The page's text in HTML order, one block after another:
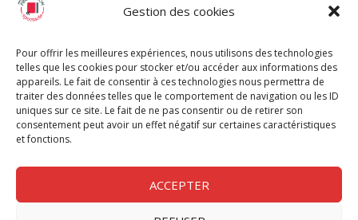
Gestion des cookies
Pour offrir les meilleures expériences, nous utilisons des technologies
telles que les cookies pour stocker et/ou accéder aux informations des
appareils. Le fait de consentir à ces technologies nous permettra de
traiter des données telles que le comportement de navigation ou les ID
uniques sur ce site. Le fait de ne pas consentir ou de retirer son
consentement peut avoir un effet négatif sur certaines caractéristiques
et fonctions.
ACCEPTER
Chèque Intermittents
Chèque Compta
Chèque Emploi Spectacle
G-Pods
Profession Audio-visuel